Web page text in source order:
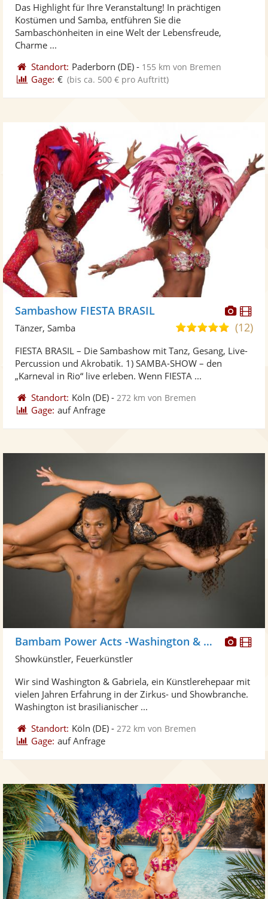
Das Highlight für Ihre Veranstaltung! In prächtigen
Kostümen und Samba, entführen Sie die
Sambaschönheiten in eine Welt der Lebensfreude,
Charme ...
Standort: Paderborn (DE) - 155 km von Bremen
Gage: € (bis ca. 500 € pro Auftritt)
Fotos
Sambashow FIESTA BRASIL
5,0
5
(12)
Tänzer, Samba
FIESTA BRASIL – Die Sambashow mit Tanz, Gesang, Live-
Percussion und Akrobatik. 1) SAMBA-SHOW – den
„Karneval in Rio“ live erleben. Wenn FIESTA ...
Standort: Köln (DE) - 272 km von Bremen
Gage: auf Anfrage
Fotos
Bambam Power Acts -Washington & Gabriela
Showkünstler, Feuerkünstler
Wir sind Washington & Gabriela, ein Künstlerehepaar mit
vielen Jahren Erfahrung in der Zirkus- und Showbranche.
Washington ist brasilianischer ...
Standort: Köln (DE) - 272 km von Bremen
Gage: auf Anfrage